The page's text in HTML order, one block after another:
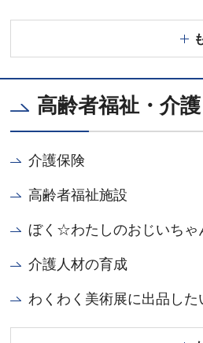
高齢者福祉・介護
介護保険
高齢者福祉施設
ぼく☆わたしのおじいち
介護人材の育成
わくわく美術展に出品した